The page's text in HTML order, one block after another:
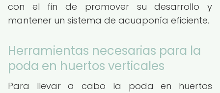
con el fin de promover su desarrollo y
mantener un sistema de acuaponía eficiente.
Herramientas necesarias para la
poda en huertos verticales
Para llevar a cabo la poda en huertos